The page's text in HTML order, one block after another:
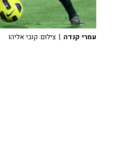
עמרי קנדה | צילום: קובי אליהו